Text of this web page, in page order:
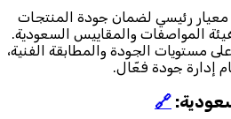
رئيسي لضمان جودة المنتجات
المواصفات والمقاييس السعودية.
مستويات الجودة والمطابقة الفنية،
إدارة جودة فعّال.
🔗